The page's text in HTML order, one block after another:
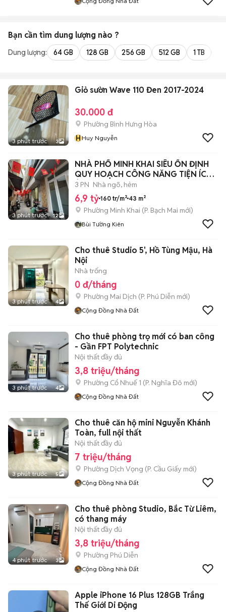
Bạn cần tìm dung lượng nào ?
Dung lượng: 64 GB 128 GB 256 GB 512 GB 1 TB
3 phút trước 3
Giỏ sườn Wave 110 Đen 2017-2024
30.000 đ
Phường Bình Hưng Hòa
HHuy Nguyễn
3 phút trước 12
NHÀ PHỐ MINH KHAI SIÊU ỔN ĐỊNH
QUY HOẠCH CÔNG NĂNG TIỆN ÍCH
Ở NGAY.
3 PN Nhà ngõ, hẻm
6,9 tỷ 160 tr/m² 43 m²
Phường Minh Khai (P. Bạch Mai mới)
Bùi Tường Kiên
3 phút trước 4
Cho thuê Studio 5', Hồ Tùng Mậu, Hà
Nội
Nhà trống
0 đ/tháng
Phường Mai Dịch (P. Phú Diễn mới)
Cộng Đồng Nhà Đất
3 phút trước 4
Cho thuê phòng trọ mới có ban công
- Gần FPT Polytechnic
Nội thất đầy đủ
3,8 triệu/tháng
Phường Cổ Nhuế 1 (P. Nghĩa Đô mới)
Cộng Đồng Nhà Đất
3 phút trước 5
Cho thuê căn hộ mini Nguyễn Khánh
Toàn, full nội thất
Nội thất đầy đủ
7 triệu/tháng
Phường Dịch Vọng (P. Cầu Giấy mới)
Cộng Đồng Nhà Đất
4 phút trước 3
Cho thuê phòng Studio, Bắc Từ Liêm,
có thang máy
Nội thất đầy đủ
3,8 triệu/tháng
Phường Phú Diễn
Cộng Đồng Nhà Đất
Apple iPhone 16 Plus 128GB Trắng
Thế Giới Di Động